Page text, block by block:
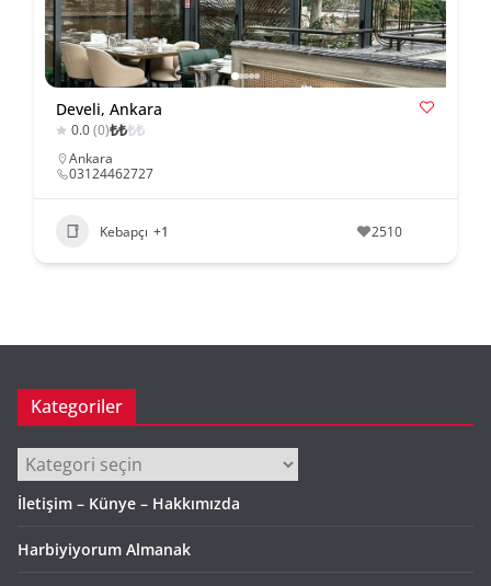
Develi, Ankara
0.0(0)₺₺₺₺
Ankara
03124462727
Kebapçı +1 2510
Kategoriler
Kategoriler
İletişim – Künye – Hakkımızda
Harbiyiyorum Almanak